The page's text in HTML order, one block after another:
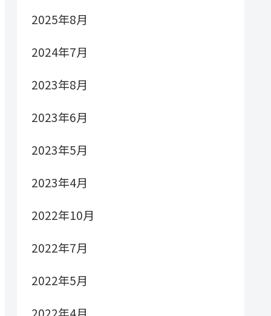
2025年8月
2024年7月
2023年8月
2023年6月
2023年5月
2023年4月
2022年10月
2022年7月
2022年5月